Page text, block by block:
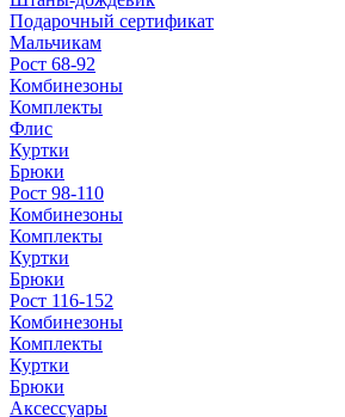
Подарочный сертификат
Мальчикам
Рост 68-92
Комбинезоны
Комплекты
Флис
Куртки
Брюки
Рост 98-110
Комбинезоны
Комплекты
Куртки
Брюки
Рост 116-152
Комбинезоны
Комплекты
Куртки
Брюки
Аксессуары